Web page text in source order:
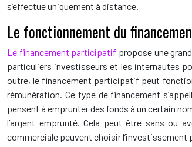
s’effectue uniquement à distance.
Le fonctionnement du
Le financement participatif propose une
particuliers investisseurs et les internautes
outre, le financement participatif peut
rémunération. Ce type de financement
pensent à emprunter des fonds à un certain
l’argent emprunté. Cela peut être sans ou
commerciale peuvent choisir